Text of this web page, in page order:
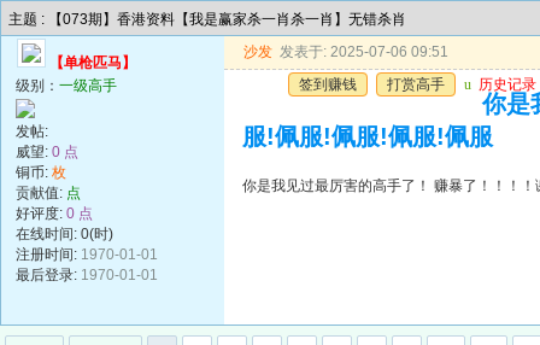
主题 : 【073期】香港资料【我是赢家杀一肖杀一肖】无错杀肖
【单枪匹马】
级别： 一级高手
发帖:
威望: 0 点
铜币: 枚
贡献值: 点
好评度: 0 点
在线时间: 0(时)
注册时间: 1970-01-01
最后登录: 1970-01-01
沙发 发表于: 2025-07-06 09:51
签到赚钱
打赏高手 u 历史记录
你是
服!佩服!佩服!佩服!佩服
你是我见过最厉害的高手了！ 赚暴了！！！